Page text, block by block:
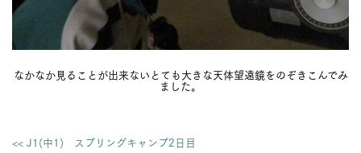
なかなか見ることが出来ないとても大きな天体望遠鏡をのぞきこんでみ
ました。
<< J1(中1) スプリングキャンプ2日目